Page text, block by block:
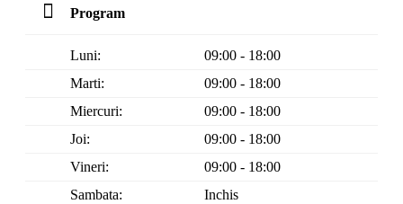
Program
Luni:
09:00 - 18:00
Marti:
09:00 - 18:00
Miercuri:
09:00 - 18:00
Joi:
09:00 - 18:00
Vineri:
09:00 - 18:00
Sambata:
Inchis